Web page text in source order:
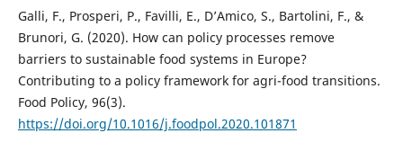
Galli, F., Prosperi, P., Favilli, E., D’Amico, S., Bartolini, F., &
Brunori, G. (2020). How can policy processes remove
barriers to sustainable food systems in Europe?
Contributing to a policy framework for agri-food transitions.
Food Policy, 96(3).
https://doi.org/10.1016/j.foodpol.2020.101871